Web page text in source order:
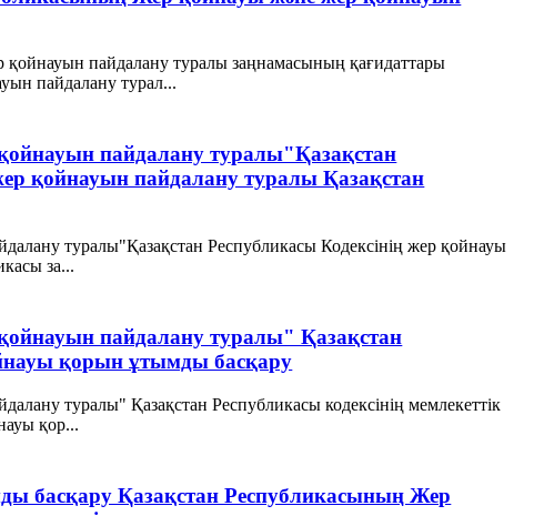
пайдалану туралы заңнамасының қағидаттары
пайдалану турал...
пайдалану туралы"Қазақстан
қойнауын пайдалану туралы Қазақстан
туралы"Қазақстан Республикасы Кодексінің жер қойнауы
за...
пайдалану туралы" Қазақстан
қорын ұтымды басқару
туралы" Қазақстан Республикасы кодексінің мемлекеттік
қор...
басқару Қазақстан Республикасының Жер